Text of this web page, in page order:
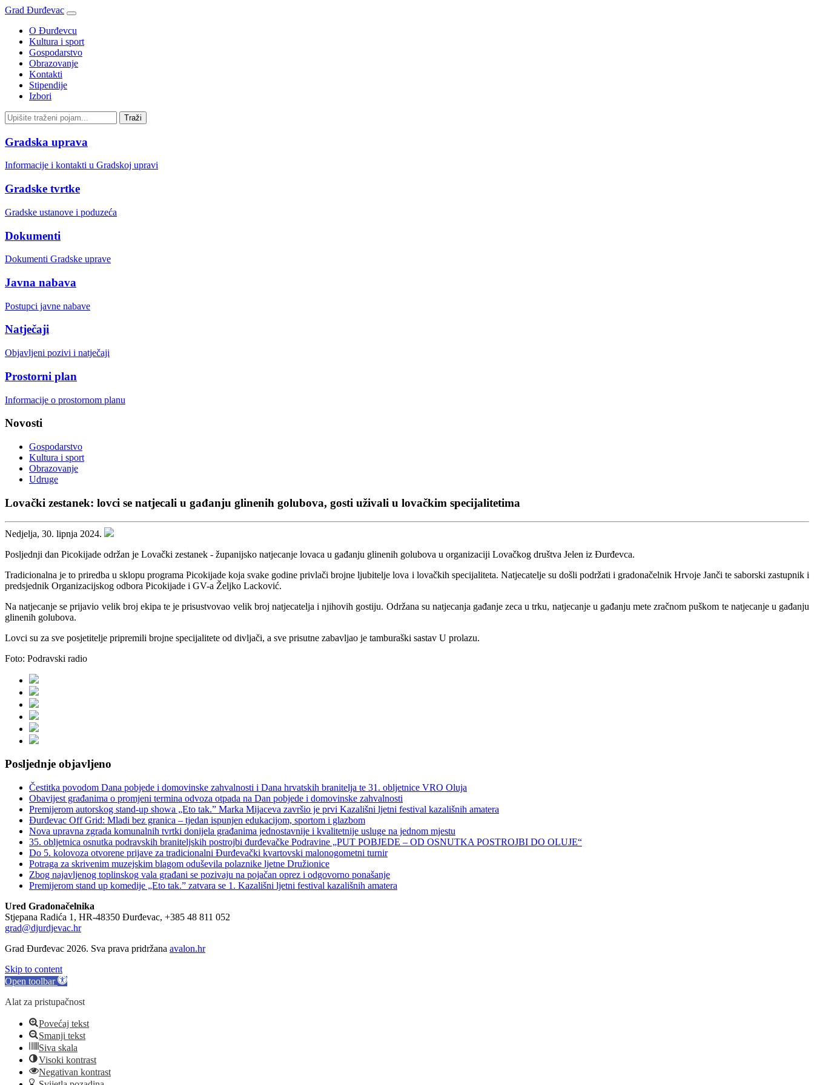
Grad Đurđevac
O Đurđevcu
Kultura i sport
Gospodarstvo
Obrazovanje
Kontakti
Stipendije
Izbori
Gradska uprava
Informacije i kontakti u Gradskoj upravi
Gradske tvrtke
Gradske ustanove i poduzeća
Dokumenti
Dokumenti Gradske uprave
Javna nabava
Postupci javne nabave
Natječaji
Objavljeni pozivi i natječaji
Prostorni plan
Informacije o prostornom planu
Novosti
Gospodarstvo
Kultura i sport
Obrazovanje
Udruge
Lovački zestanek: lovci se natjecali u gađanju glinenih golubova, gosti uživali u lovačkim specijalitetima
Nedjelja, 30. lipnja 2024.
Posljednji dan Picokijade održan je Lovački zestanek - županijsko natjecanje lovaca u gađanju glinenih golubova u organizaciji Lovačkog društva Jelen iz Đurđevca.
Tradicionalna je to priredba u sklopu programa Picokijade koja svake godine privlači brojne ljubitelje lova i lovačkih specijaliteta. Natjecatelje su došli podržati i gradonačelnik Hrvoje Janči te saborski zastupnik i
predsjednik Organizacijskog odbora Picokijade i GV-a Željko Lacković.
Na natjecanje se prijavio velik broj ekipa te je prisustvovao velik broj natjecatelja i njihovih gostiju. Održana su natjecanja gađanje zeca u trku, natjecanje u gađanju mete zračnom puškom te natjecanje u gađanju
glinenih golubova.
Lovci su za sve posjetitelje pripremili brojne specijalitete od divljači, a sve prisutne zabavljao je tamburaški sastav U prolazu.
Foto: Podravski radio
Posljednje objavljeno
Čestitka povodom Dana pobjede i domovinske zahvalnosti i Dana hrvatskih branitelja te 31. obljetnice VRO Oluja
Obavijest građanima o promjeni termina odvoza otpada na Dan pobjede i domovinske zahvalnosti
Premijerom autorskog stand-up showa „Eto tak.” Marka Mijaceva završio je prvi Kazališni ljetni festival kazališnih amatera
Đurđevac Off Grid: Mladi bez granica – tjedan ispunjen edukacijom, sportom i glazbom
Nova upravna zgrada komunalnih tvrtki donijela građanima jednostavnije i kvalitetnije usluge na jednom mjestu
35. obljetnica osnutka podravskih braniteljskih postrojbi đurđevačke Podravine „PUT POBJEDE – OD OSNUTKA POSTROJBI DO OLUJE“
Do 5. kolovoza otvorene prijave za tradicionalni Đurđevački kvartovski malonogometni turnir
Potraga za skrivenim muzejskim blagom oduševila polaznike ljetne Družionice
Zbog najavljenog toplinskog vala građani se pozivaju na pojačan oprez i odgovorno ponašanje
Premijerom stand up komedije „Eto tak.” zatvara se 1. Kazališni ljetni festival kazališnih amatera
Ured Gradonačelnika
Stjepana Radića 1, HR-48350 Đurđevac, +385 48 811 052
grad@djurdjevac.hr
Grad Đurđevac 2026. Sva prava pridržana avalon.hr
Skip to content
Open toolbar
Alat za pristupačnost
Povećaj tekst
Smanji tekst
Siva skala
Visoki kontrast
Negativan kontrast